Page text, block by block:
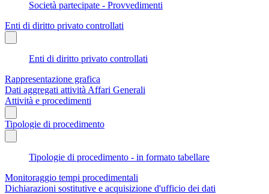
Società partecipate - Provvedimenti
Enti di diritto privato controllati
Enti di diritto privato controllati
Rappresentazione grafica
Dati aggregati attività Affari Generali
Attività e procedimenti
Tipologie di procedimento
Tipologie di procedimento - in formato tabellare
Monitoraggio tempi procedimentali
Dichiarazioni sostitutive e acquisizione d'ufficio dei dati